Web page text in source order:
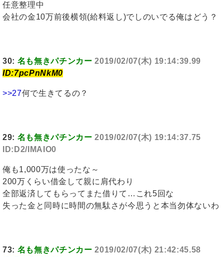
任意整理中
会社の金10万前後横領(給料返し)でしのいでる俺はどう？
30: 名も無きパチンカー 2019/02/07(木) 19:14:39.99
ID:7pcPnNkM0
>>27何で生きてるの？
29: 名も無きパチンカー 2019/02/07(木) 19:14:37.75
ID:D2/IMAIO0
俺も1,000万は使ったな～
200万くらい借金して親に肩代わり
全部返済してもらってまた借りて…これ5回な
失った金と同時に時間の無駄さが今思うと本当勿体ないわ
73: 名も無きパチンカー 2019/02/07(木) 21:42:45.58